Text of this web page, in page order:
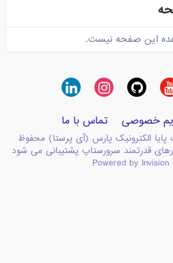
این صفحه نیست.
خصوصی تماس با ما
الکترونیک پارس (آی پرستا) محفوظ
قدرتمند سرورستاپ پشتیبانی می شود
Powered by Invision